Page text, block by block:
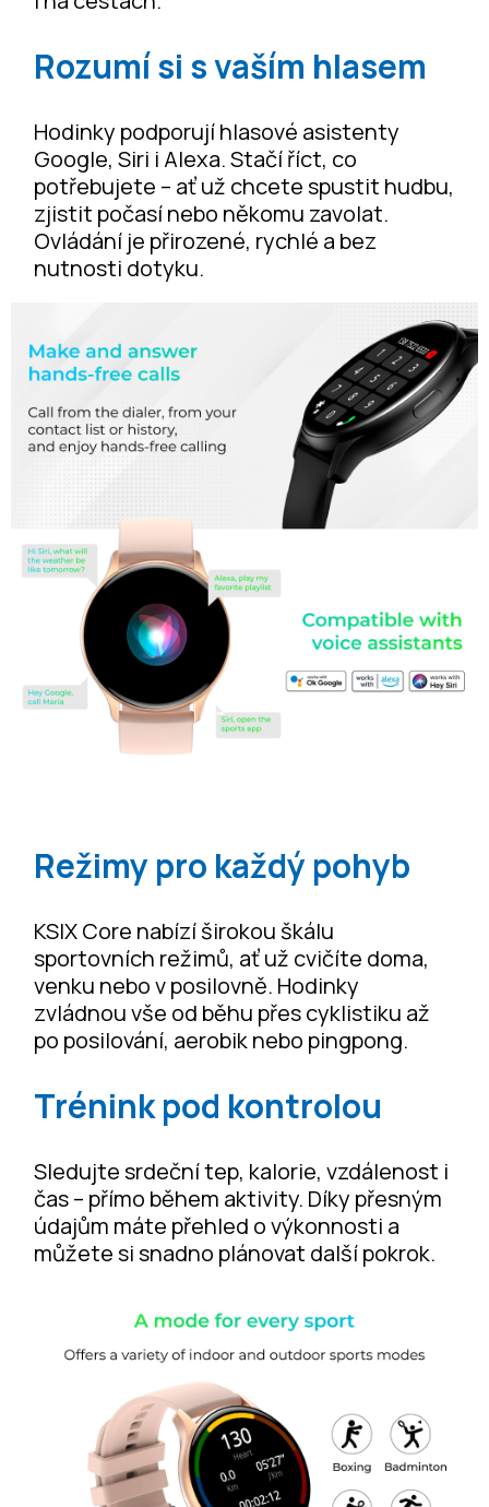
Rozumí si s vaším hlasem
Hodinky podporují hlasové asistenty
Google, Siri i Alexa. Stačí říct, co
potřebujete – ať už chcete spustit hudbu,
zjistit počasí nebo někomu zavolat.
Ovládání je přirozené, rychlé a bez
nutnosti dotyku.
Režimy pro každý pohyb
KSIX Core nabízí širokou škálu
sportovních režimů, ať už cvičíte doma,
venku nebo v posilovně. Hodinky
zvládnou vše od běhu přes cyklistiku až
po posilování, aerobik nebo pingpong.
Trénink pod kontrolou
Sledujte srdeční tep, kalorie, vzdálenost i
čas – přímo během aktivity. Díky přesným
údajům máte přehled o výkonnosti a
můžete si snadno plánovat další pokrok.